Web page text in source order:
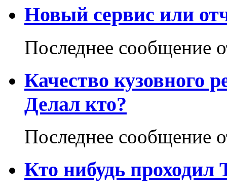
Новый сервис или
Последнее сообщение
Качество кузовного
Делал кто?
Последнее сообщение
Кто нибудь